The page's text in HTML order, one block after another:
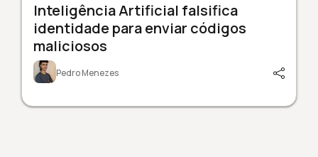
Inteligência Artificial falsifica
identidade para enviar códigos
maliciosos
Pedro Menezes